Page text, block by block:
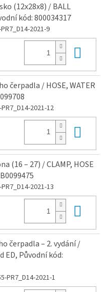
(12x28x8) / BALL
kód: 800034317
2021-9
čerpadla / HOSE, WATER
2021-12
(16 – 27) / CLAMP, HOSE
2021-13
čerpadla – 2. vydání /
ED, Původní kód:
PR7_D14-2021-1